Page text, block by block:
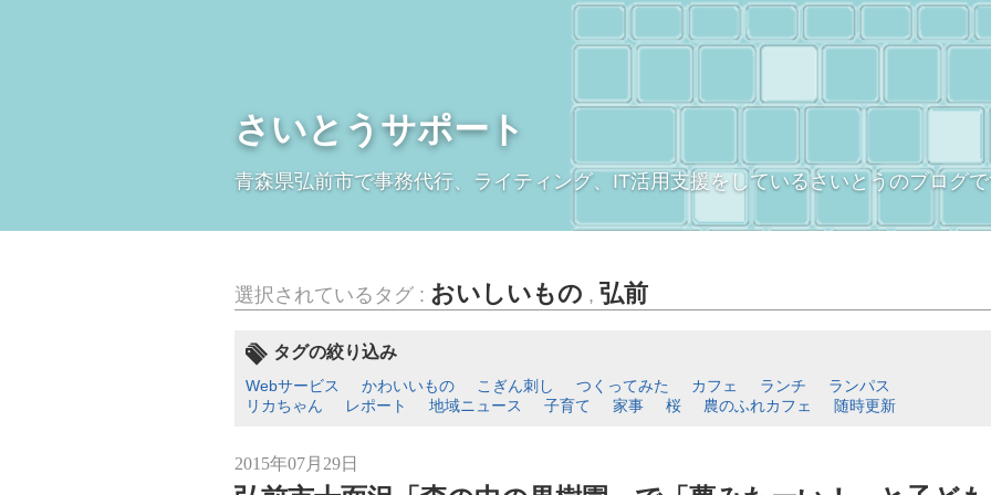
さいとうサポート
青森県弘前市で事務代行、ライティング、IT活用支援をしているさいとうのブログ
選択されているタグ : おいしいもの , 弘前
タグの絞り込み
Webサービス かわいいもの こぎん刺し つくってみた カフェ ランチ
ランパス
リカちゃん
レポート 地域ニュース 子育て 家事 桜 農のふれカフェ 随時更新
2015年07月29日